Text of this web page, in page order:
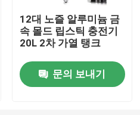
12대 노즐 알루미늄 금
속 몰드 립스틱 충전기
20L 2차 가열 탱크
문의 보내기